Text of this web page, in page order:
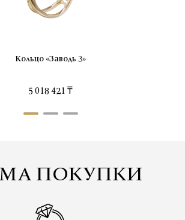
Кольцо «Заводь 3»
5 018 421 ₸
ПОКУПКИ